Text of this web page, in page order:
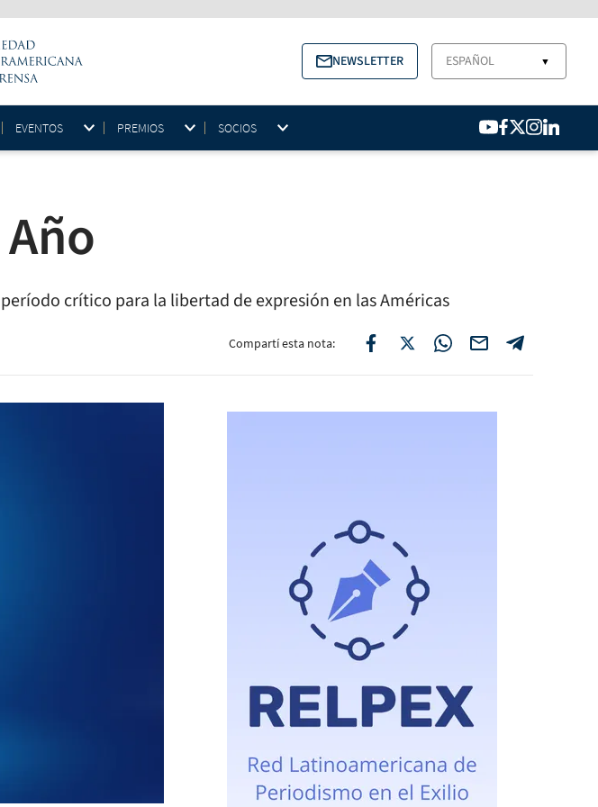
NEWSLETTER ESPAÑOL ▼
EVENTOS PREMIOS SOCIOS
crítico para la libertad de expresión en las Américas
Compartí esta nota: